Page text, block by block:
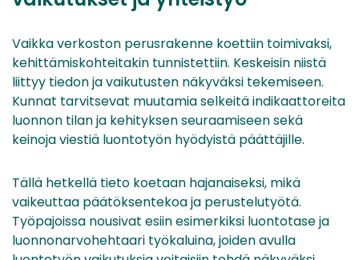
Vaikka verkoston perusrakenne koettiin toimivaksi,
kehittämiskohteitakin tunnistettiin. Keskeisin niistä
liittyy tiedon ja vaikutusten näkyväksi tekemiseen.
Kunnat tarvitsevat muutamia selkeitä indikaattoreita
luonnon tilan ja kehityksen seuraamiseen sekä
keinoja viestiä luontotyön hyödyistä päättäjille.
Tällä hetkellä tieto koetaan hajanaiseksi, mikä
vaikeuttaa päätöksentekoa ja perustelutyötä.
Työpajoissa nousivat esiin esimerkiksi luontotase ja
luonnonarvohehtaari työkaluina, joiden avulla